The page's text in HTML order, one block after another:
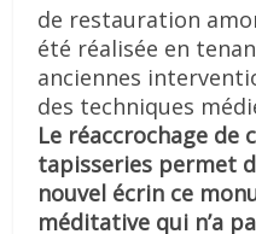
de restauration
été réalisée en
anciennes
des techniques
Le réaccrochage de
tapisseries permet
nouvel écrin ce
méditative qui n’a